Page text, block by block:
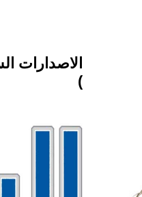
)